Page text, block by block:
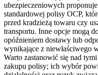
ubezpieczeniowych
standardowej polisy OCP,
przed kradzieżą towaru czy
transportu. Inne opcje mogą
opóźnieniem dostawy lub
wynikające z niewłaściwego
Warto zastanowić się nad
zakupu polisy; ich wybór